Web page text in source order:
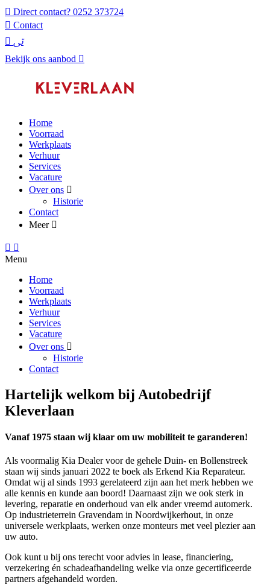
Direct contact? 0252 373724
Contact
Bekijk ons aanbod
Home
Voorraad
Werkplaats
Verhuur
Services
Vacature
Over ons
Historie
Contact
Meer
Menu
Home
Voorraad
Werkplaats
Verhuur
Services
Vacature
Over ons
Historie
Contact
Hartelijk welkom bij Autobedrijf
Kleverlaan
Vanaf 1975 staan wij klaar om uw mobiliteit te garanderen!
Als voormalig Kia Dealer voor de gehele Duin- en Bollenstreek
staan wij sinds januari 2022 te boek als Erkend Kia Reparateur.
Omdat wij al sinds 1993 gerelateerd zijn aan het merk hebben we
alle kennis en kunde aan boord! Daarnaast zijn we ook sterk in
levering, reparatie en onderhoud van elk ander vreemd automerk.
Op industrieterrein Gravendam in Noordwijkerhout, in onze
universele werkplaats, werken onze monteurs met veel plezier aan
uw auto.
Ook kunt u bij ons terecht voor advies in lease, financiering,
verzekering én schadeafhandeling welke via onze gecertificeerde
partners afgehandeld worden.